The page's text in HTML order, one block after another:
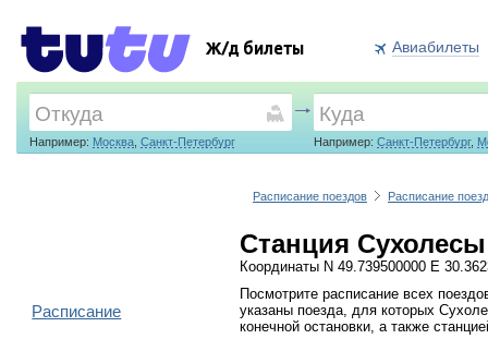
Ж/д билеты Авиабилеты
Например: Москва, Санкт-Петербург Например: Санкт-Петербург,
Расписание поездов Расписание
Станция Сухолесы
Координаты N 49.739500000 E
Посмотрите расписание всех
указаны поезда, для которых
конечной остановки, а также
Расписание